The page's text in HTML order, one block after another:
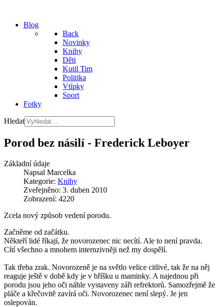
Blog
Back
Novinky
Knihy
Děti
Kutil Tim
Politika
Vtípky
Sport
Fotky
Hledat
Porod bez násilí - Frederick Leboyer
Základní údaje
Napsal Marcelka
Kategorie: Knihy
Zveřejněno: 3. duben 2010
Zobrazení: 4220
Zcela nový způsob vedení porodu.
Začněme od začátku.
Někteří lidé říkají, že novorozenec nic necítí. Ale to není pravda.
Cítí všechno a mnohem internzivněji než my dospělí.
Tak třeba zrak. Novorozeně je na světlo velice citlivé, tak že na něj
reaguje ještě v době kdy je v bříšku u maminky. A najednou při
porodu jsou jeho oči náhle vystaveny záři refrektorů. Samozřejmě že
pláče a křečovitě zavírá oči. Novorozenec není slepý. Je jen
oslepován.